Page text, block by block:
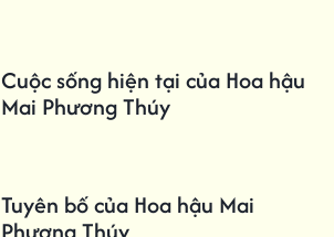
Cuộc sống hiện tại của Hoa hậu
Mai Phương Thúy
Tuyên bố của Hoa hậu Mai